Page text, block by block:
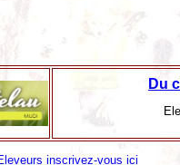
Du
inscrivez-vous ici